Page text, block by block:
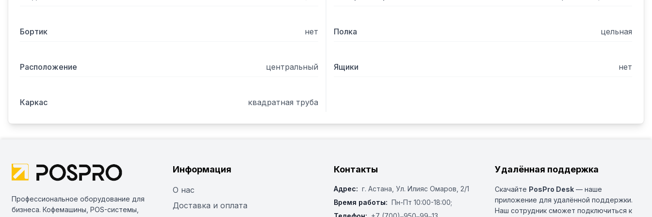
Бортик нет Полка цельная
Расположение центральный Ящики нет
Каркас квадратная труба
Профессиональное оборудование для
бизнеса. Кофемашины, POS-системы,
Информация
О нас
Доставка и оплата
Контакты
Адрес: г. Астана, ​Ул. Илияс Омаров, 2/1
Время работы: Пн-Пт 10:00-18:00;
Удалённая поддержка
Скачайте PosPro Desk — наше
приложение для удалённой поддержки.
Наш сотрудник сможет подключиться к